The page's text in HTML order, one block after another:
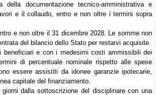
della documentazione tecnico-amministrativa e
e il collaudo, entro e non oltre i termini sopra
e non oltre il 31 dicembre 2028. Le somme non
del bilancio dello Stato per restarvi acquisite.
beneficiari e con i medesimi costi ammissibili dei
di percentuale nominale rispetto alle spese
essere assistiti da idonee garanzie ipotecarie,
capitale del finanziamento.
dalla sottoscrizione del disciplinare con una